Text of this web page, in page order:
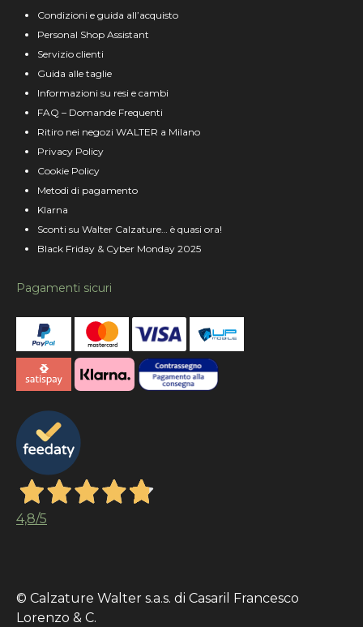
Condizioni e guida all’acquisto
Personal Shop Assistant
Servizio clienti
Guida alle taglie
Informazioni su resi e cambi
FAQ – Domande Frequenti
Ritiro nei negozi WALTER a Milano
Privacy Policy
Cookie Policy
Metodi di pagamento
Klarna
Sconti su Walter Calzature… è quasi ora!
Black Friday & Cyber Monday 2025
Pagamenti sicuri
4,8/5
© Calzature Walter s.a.s. di Casaril Francesco
Lorenzo & C.